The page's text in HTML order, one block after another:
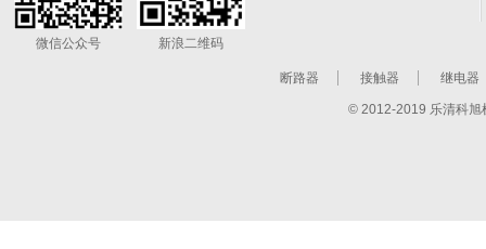
微信公众号 新浪二维码
断路器 接触器 继电器
© 2012-2019 乐清科旭